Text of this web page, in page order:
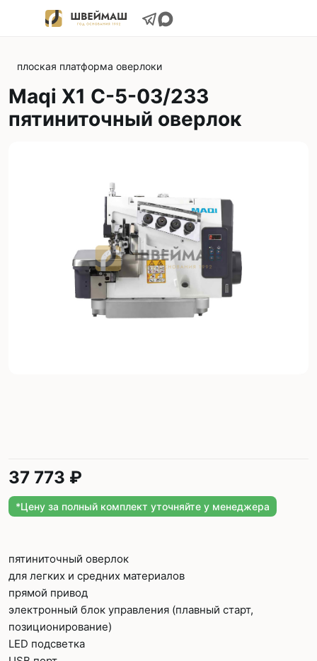
плоская платформа оверлоки
Maqi X1 C-5-03/233
пятиниточный оверлок
37 773 ₽
*Цену за полный комплект уточняйте у менеджера
пятиниточный оверлок
для легких и средних материалов
прямой привод
электронный блок управления (плавный старт,
позиционирование)
LED подсветка